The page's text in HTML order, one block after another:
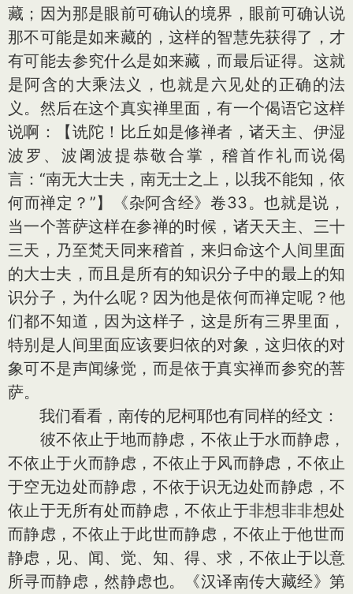
藏；因为那是眼前可确认的境界，眼前可确认说
那不可能是如来藏的，这样的智慧先获得了，才
有可能去参究什么是如来藏，而最后证得。这就
是阿含的大乘法义，也就是六见处的正确的法
义。然后在这个真实禅里面，有一个偈语它这样
说啊：【诜陀！比丘如是修禅者，诸天主、伊湿
波罗、波阇波提恭敬合掌，稽首作礼而说偈
言：“南无大士夫，南无士之上，以我不能知，依
何而禅定？”】《杂阿含经》卷33。也就是说，
当一个菩萨这样在参禅的时候，诸天天主、三十
三天，乃至梵天同来稽首，来归命这个人间里面
的大士夫，而且是所有的知识分子中的最上的知
识分子，为什么呢？因为他是依何而禅定呢？他
们都不知道，因为这样子，这是所有三界里面，
特别是人间里面应该要归依的对象，这归依的对
象可不是声闻缘觉，而是依于真实禅而参究的菩
萨。
我们看看，南传的尼柯耶也有同样的经文：
彼不依止于地而静虑，不依止于水而静虑，
不依止于火而静虑，不依止于风而静虑，不依止
于空无边处而静虑，不依于识无边处而静虑，不
依止于无所有处而静虑，不依止于非想非非想处
而静虑，不依止于此世而静虑，不依止于他世而
静虑，见、闻、觉、知、得、求，不依止于以意
所寻而静虑，然静虑也。《汉译南传大藏经》第